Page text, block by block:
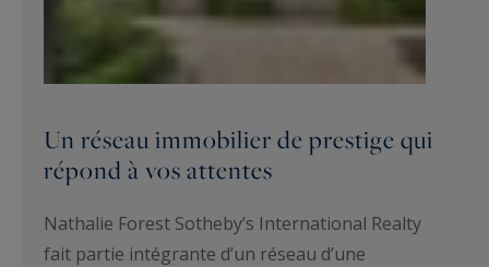
Un réseau immobilier de prestige qui
répond à vos attentes
Nathalie Forest Sotheby’s International Realty
fait partie intégrante d’un réseau d’une